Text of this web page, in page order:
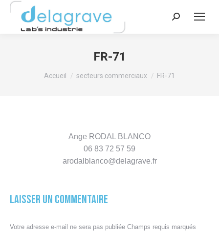
Recherche
FR-71
Vous êtes ici :
Accueil secteurs commerciaux FR-71
Ange RODAL BLANCO
06 83 72 57 59
arodalblanco@delagrave.fr
Laisser un commentaire
Votre adresse e-mail ne sera pas publiée Champs requis marqués